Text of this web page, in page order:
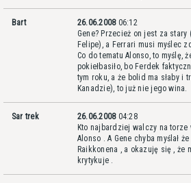
Bart 26.06.2008 06:12
Gene? Przecież on jest za
Felipe), a Ferrari musi myślec
Co do tematu Alonso, to myślę,
pokiełbasiło, bo Ferdek
tym roku, a że bolid ma słaby i
Kanadzie), to już nie jego wina.
Sar trek 26.06.2008 04:28
Kto najbardziej walczy na torze
Alonso . A Gene chyba myślał
Raikkonena , a okazuję się , że
krytykuje .